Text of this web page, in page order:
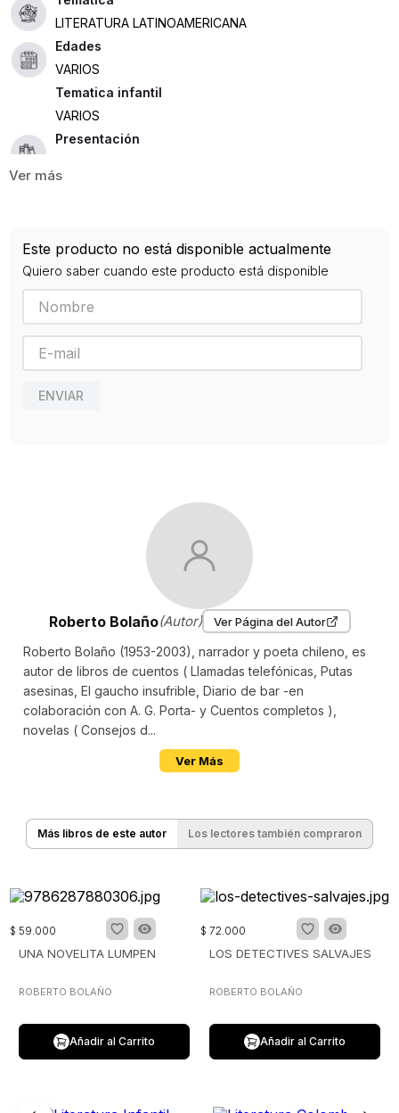
se tratara, todo el deslumbrante universo literario y personal de
Roberto Bolaño.
Los detectives salvajes fue ganadora de los premios Herralde y
Rómulo Gallegos, y calificada por The New York Times, Los Angeles
Times y The Washigton Post como una de las mejores novelas
publicadas en 2007.
LITERATURA LATINOAMERICANA
Edades
VARIOS
Tematica infantil
VARIOS
Presentación
9789588948560
Editorial
ALFAGUARA
Año de publicación
2016
Este producto no está disponible actualmente
Quiero saber cuando este producto está disponible
ENVIAR
Roberto Bolaño(Autor) Ver Página del Autor
Roberto Bolaño (1953-2003), narrador y poeta chileno, es
autor de libros de cuentos ( Llamadas telefónicas, Putas
asesinas, El gaucho insufrible, Diario de bar -en
colaboración con A. G. Porta- y Cuentos completos ),
novelas ( Consejos d...
Ver Más
Más libros de este autor Los lectores también compraron
$ 59.000
UNA NOVELITA LUMPEN
ROBERTO BOLAÑO
Añadir al Carrito
$ 72.000
LOS DETECTIVES SALVAJES
ROBERTO BOLAÑO
Añadir al Carrito